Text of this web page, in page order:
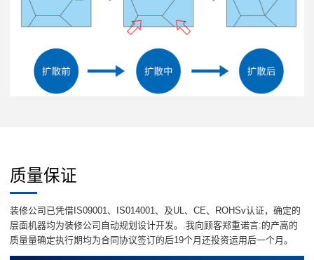
质量保证
装修公司已凭借IS09001、IS014001、及UL、CE、ROHSv认证，确定的
层面机器均为装修公司自动规划设计开发。.我向顾客郑重诺言:的产高的
质量量确定执行期均为合同协议签订的后19个月还投资运用后一个月。